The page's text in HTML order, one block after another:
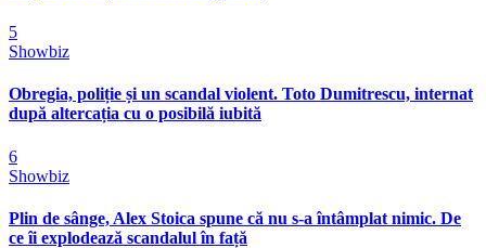
5
Showbiz
Obregia, poliție și un scandal violent. Toto Dumitrescu, internat
după altercația cu o posibilă iubită
6
Showbiz
Plin de sânge, Alex Stoica spune că nu s-a întâmplat nimic. De
ce îi explodează scandalul în față